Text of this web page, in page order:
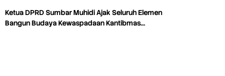
Ketua DPRD Sumbar Muhidi Ajak Seluruh Elemen
Bangun Budaya Kewaspadaan Kantibmas…